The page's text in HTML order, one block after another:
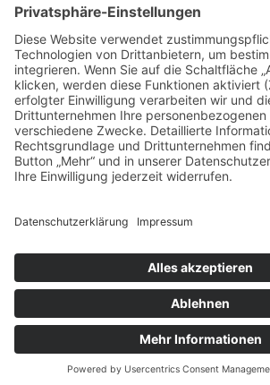
Shop
ABC Geschirrhandtuch
ABC Plakat
Individuelles Namensschild
Individuelles (Haus-)
Memo Spiel
Porzellanbecher
Steinzeugbecher
Sticker
Türschilder
Der Prozess
Beispiele
Kontakt
Schließen
Alle angegebenen Preise sind Endpreise,
0Artikel Warenkorb
Mein Konto